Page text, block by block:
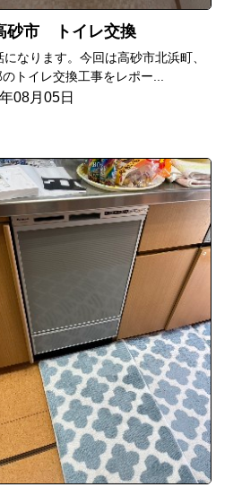
砂市 トイレ交換
になります。今回は高砂市北浜町、
のトイレ交換工事をレポー...
08月05日